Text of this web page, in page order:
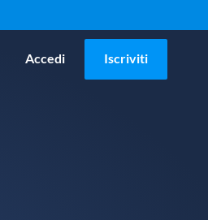
Accedi Iscriviti